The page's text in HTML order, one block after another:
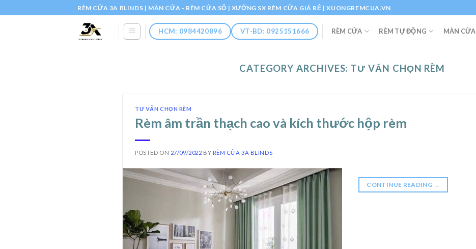
to
RÈM CỬA 3A BLINDS | MÀN CỬA - RÈM CỬA SỔ | XƯỞNG SX RÈM CỬA GIÁ RẺ | XUONGREMCUA.VN
HCM: 0984420896 VT-BD: 0925151666 RÈM CỬA RÈM TỰ ĐỘNG MÀN CỬA
CATEGORY ARCHIVES: TƯ VẤN CHỌN RÈM
TƯ VẤN CHỌN RÈM
Rèm âm trần thạch cao và kích thước hộp rèm
POSTED ON 27/09/2022 BY RÈM CỬA 3A BLINDS
CONTINUE READING →